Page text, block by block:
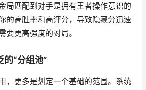
局匹配到对手是拥有王者操作意识的
的高胜率和高评分，导致隐藏分迅速
要更高强度的对局。
的“分组池”
，更多是划定一个基础的范围。系统